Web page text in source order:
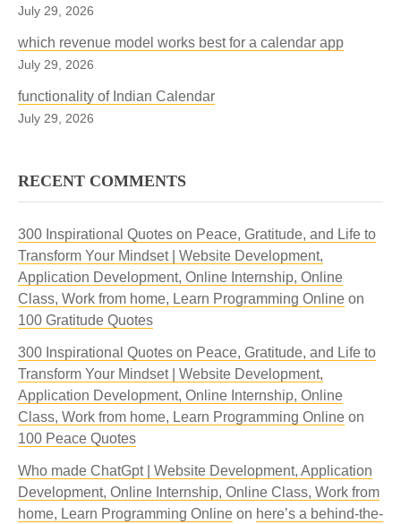
July 29, 2026
which revenue model works best for a calendar app
July 29, 2026
functionality of Indian Calendar
July 29, 2026
RECENT COMMENTS
300 Inspirational Quotes on Peace, Gratitude, and Life to
Transform Your Mindset | Website Development,
Application Development, Online Internship, Online
Class, Work from home, Learn Programming Online on
100 Gratitude Quotes
300 Inspirational Quotes on Peace, Gratitude, and Life to
Transform Your Mindset | Website Development,
Application Development, Online Internship, Online
Class, Work from home, Learn Programming Online on
100 Peace Quotes
Who made ChatGpt | Website Development, Application
Development, Online Internship, Online Class, Work from
home, Learn Programming Online on here’s a behind-the-